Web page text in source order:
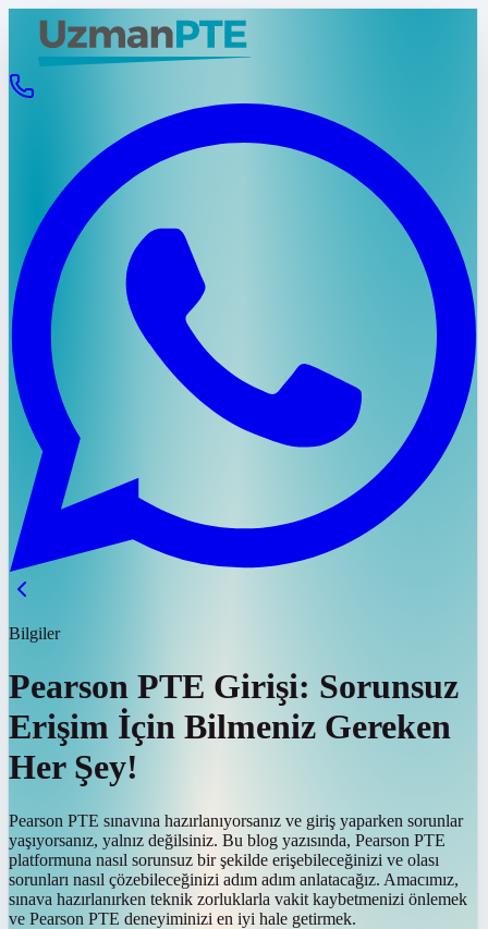
Bilgiler
Pearson PTE Girişi: Sorunsuz
Erişim İçin Bilmeniz Gereken
Her Şey!
Pearson PTE sınavına hazırlanıyorsanız ve giriş yaparken sorunlar
yaşıyorsanız, yalnız değilsiniz. Bu blog yazısında, Pearson PTE
platformuna nasıl sorunsuz bir şekilde erişebileceğinizi ve olası
sorunları nasıl çözebileceğinizi adım adım anlatacağız. Amacımız,
sınava hazırlanırken teknik zorluklarla vakit kaybetmenizi önlemek
ve Pearson PTE deneyiminizi en iyi hale getirmek.